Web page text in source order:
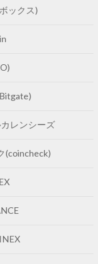
ックス)
レンシーズ
(coincheck)